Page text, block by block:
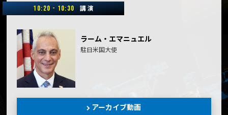
10:20 - 10:30 講 演
ラーム・エマニュエル
駐日米国大使
アーカイブ動画